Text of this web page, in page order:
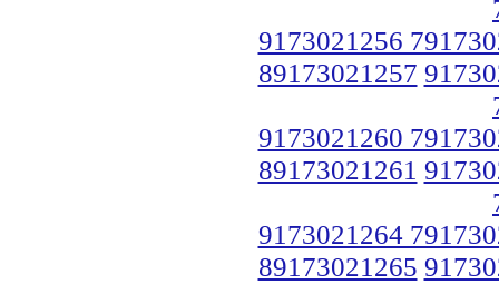
9173021256
89173021257
9173021260
89173021261
9173021264
89173021265